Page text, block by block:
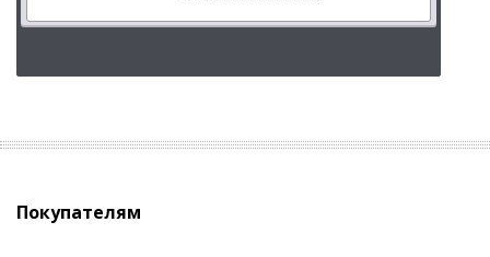
Покупателям